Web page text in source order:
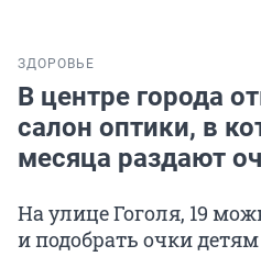
ЗДОРОВЬЕ
В центре города
салон оптики, в
месяца раздают
На улице Гоголя, 19
и подобрать очки